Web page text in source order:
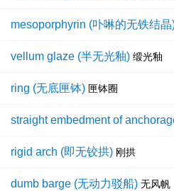
mesoporphyrin (卟啉的无铁结晶
vellum glaze (半无光釉) 缎光釉
ring (无底匣钵) 匣钵圈
straight embedment of
rigid arch (即无铰拱) 刚拱
dumb barge (无动力驳船) 无风帆